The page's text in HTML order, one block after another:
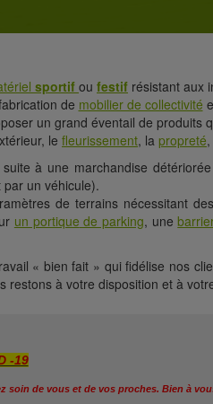
sportif ou festif résistant aux
de mobilier de collectivité
un grand éventail de produits
le fleurissement, la propreté
à une marchandise
un véhicule).
de terrains nécessitant
un portique de parking, une
« bien fait » qui fidélise nos
à votre disposition et à
-19
soin de vous et de vos proches. Bien à